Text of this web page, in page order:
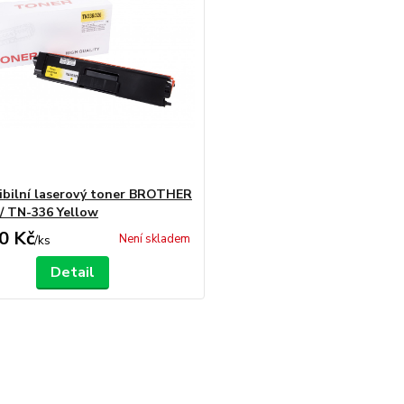
laserový toner BROTHER
TN-336 Yellow
Kč/ks Není skladem
Detail